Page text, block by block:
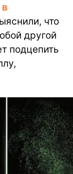
что
другой
подцепить